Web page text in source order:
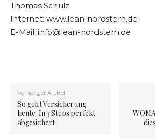
Thomas Schulz
Internet: www.lean-nordstern.de
E-Mail: info@lean-nordstern.de
Vorheriger Artikel
So geht Versicherung
heute: In 3 Steps perfekt
abgesichert